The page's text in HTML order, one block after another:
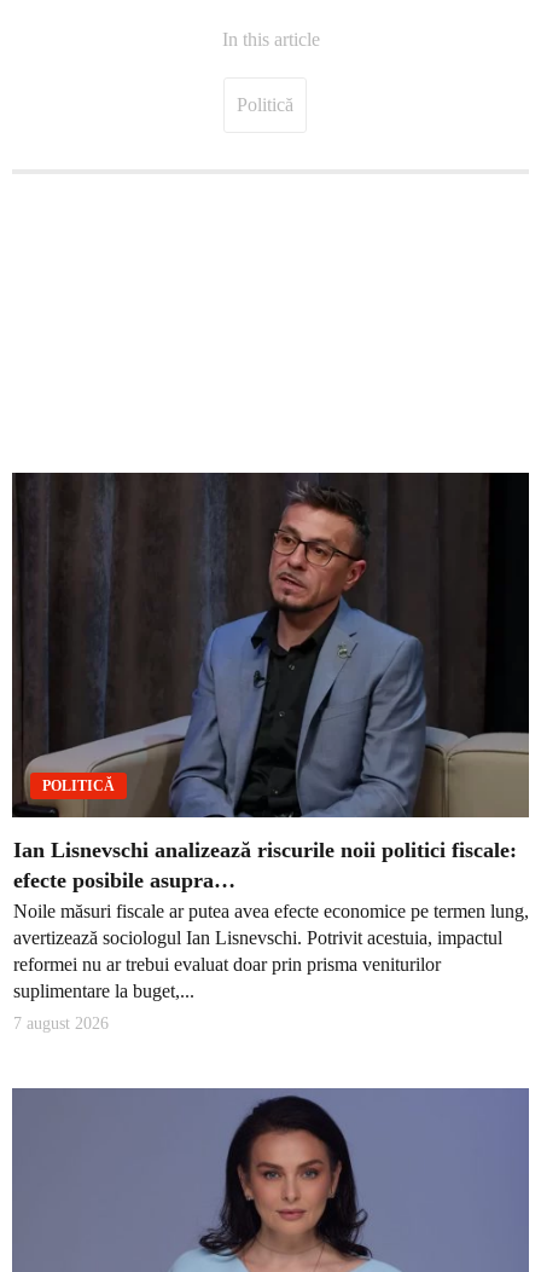
In this article
Politică
POLITICĂ
Ian Lisnevschi analizează riscurile noii politici fiscale:
efecte posibile asupra…
Noile măsuri fiscale ar putea avea efecte economice pe termen lung,
avertizează sociologul Ian Lisnevschi. Potrivit acestuia, impactul
reformei nu ar trebui evaluat doar prin prisma veniturilor
suplimentare la buget,...
7 august 2026